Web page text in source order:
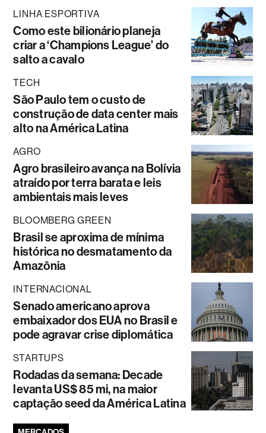
LINHA ESPORTIVA
Como este bilionário planeja
criar a ‘Champions League’ do
salto a cavalo
TECH
São Paulo tem o custo de
construção de data center mais
alto na América Latina
AGRO
Agro brasileiro avança na Bolívia
atraído por terra barata e leis
ambientais mais leves
BLOOMBERG GREEN
Brasil se aproxima de mínima
histórica no desmatamento da
Amazônia
INTERNACIONAL
Senado americano aprova
embaixador dos EUA no Brasil e
pode agravar crise diplomática
STARTUPS
Rodadas da semana: Decade
levanta US$ 85 mi, na maior
captação seed da América Latina